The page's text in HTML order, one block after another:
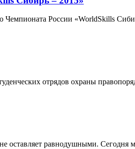
России «WorldSkills
отрядов охраны
оставляет равнодушными. Сегодня